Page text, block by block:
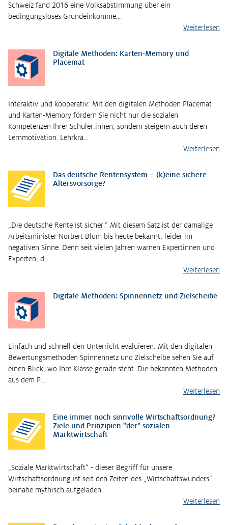
Schweiz fand 2016 eine Volksabstimmung über ein
bedingungsloses Grundeinkomme…
Weiterlesen
Digitale Methoden: Karten-Memory und
Placemat
Interaktiv und kooperativ: Mit den digitalen Methoden Placemat
und Karten-Memory fördern Sie nicht nur die sozialen
Kompetenzen Ihrer Schüler:innen, sondern steigern auch deren
Lernmotivation. Lehrkrä…
Weiterlesen
Das deutsche Rentensystem – (k)eine sichere
Altersvorsorge?
„Die deutsche Rente ist sicher.“ Mit diesem Satz ist der damalige
Arbeitsminister Norbert Blüm bis heute bekannt, leider im
negativen Sinne. Denn seit vielen Jahren warnen Expertinnen und
Experten, d…
Weiterlesen
Digitale Methoden: Spinnennetz und Zielscheibe
Einfach und schnell den Unterricht evaluieren: Mit den digitalen
Bewertungsmethoden Spinnennetz und Zielscheibe sehen Sie auf
einen Blick, wo Ihre Klasse gerade steht. Die bekannten Methoden
aus dem P…
Weiterlesen
Eine immer noch sinnvolle Wirtschaftsordnung?
Ziele und Prinzipien "der" sozialen
Marktwirtschaft
„Soziale Marktwirtschaft“ - dieser Begriff für unsere
Wirtschaftsordnung ist seit den Zeiten des „Wirtschaftswunders“
beinahe mythisch aufgeladen.
Weiterlesen